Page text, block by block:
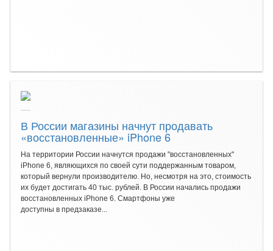
В России магазины начнут продавать
«восстановленные» iPhone 6
На территории России начнутся продажи "восстановленных"
iPhone 6, являющихся по своей сути поддержанным товаром,
который вернули производителю. Но, несмотря на это, стоимость
их будет достигать 40 тыс. рублей. В России начались продажи
восстановленных iPhone 6. Смартфоны уже
доступны в предзаказе...